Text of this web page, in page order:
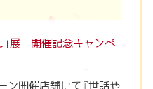
」展 開催記念キャンペ
ン開催店舗にて『世話や